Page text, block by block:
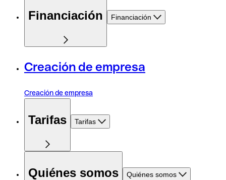
Financiación Financiación
Creación de empresa
Creación de empresa
Tarifas Tarifas
Quiénes somos Quiénes somos